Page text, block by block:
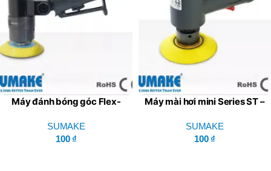
Máy đánh bóng góc Flex-
SUMAKE
SUMAKE
100 ₫
Máy mài hơi mini Series ST –
SUMAKE
100 ₫